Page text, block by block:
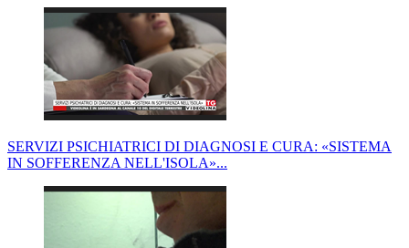
SERVIZI PSICHIATRICI DI DIAGNOSI E CURA: «SISTEMA
IN SOFFERENZA NELL'ISOLA»...